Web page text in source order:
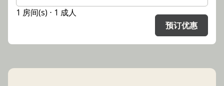
1 房间(s) ⋅ 1 成人
预订优惠